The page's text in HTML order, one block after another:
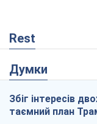
Rest
Думки
Збіг інтересів
таємний план